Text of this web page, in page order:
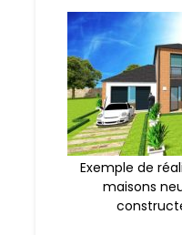
Exemple de
maisons